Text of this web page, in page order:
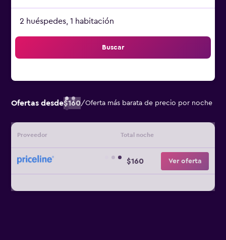
2 huéspedes, 1 habitación
Buscar
Ofertas desde$160/Oferta más barata de precio por noche
Proveedor Total noche
$160 Ver oferta